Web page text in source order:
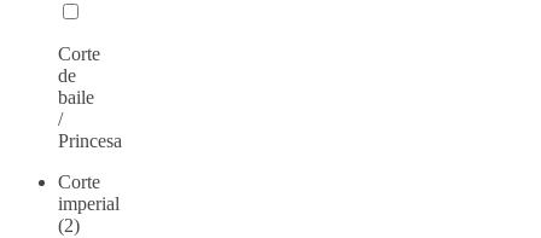
Corte
de
baile
/
Princesa
Corte
imperial
(2)